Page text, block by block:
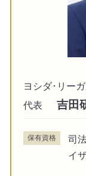
ヨシダ･リー
代表
吉田
保有資格
司
イ